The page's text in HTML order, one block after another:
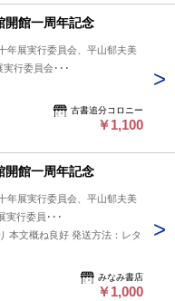
開館一周年記念
年展実行委員会、平山郁夫美
行委員会･･･
古書追分コロニー
￥1,100
開館一周年記念
年展実行委員会、平山郁夫美
実行委員･･･
本文概ね良好 発送方法：レタ
みなみ書店
￥1,000